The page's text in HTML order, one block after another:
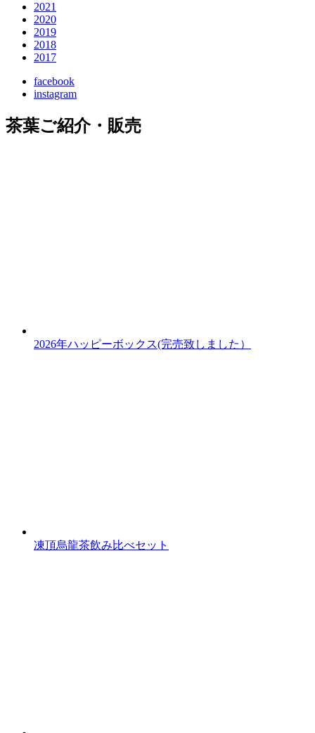
2021
2020
2019
2018
2017
facebook
instagram
茶葉ご紹介・販売
2026年ハッピーボックス(完売致しました）
凍頂烏龍茶飲み比べセット